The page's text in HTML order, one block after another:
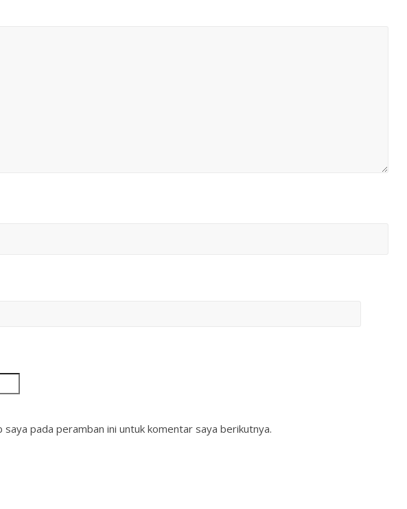
saya pada peramban ini untuk komentar saya berikutnya.